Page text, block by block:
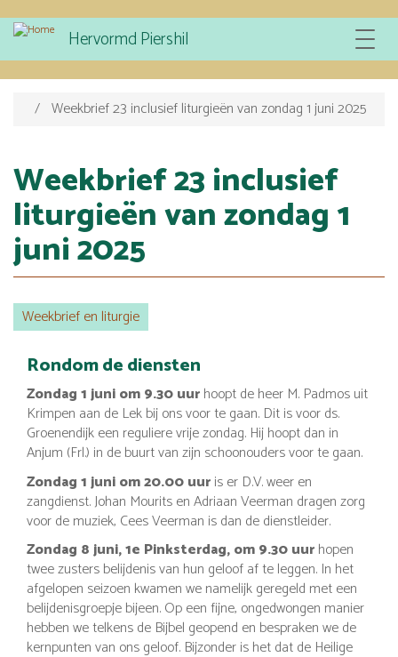
Overslaan
naar
de
inhoud
Hervormd Piershil
Toggle
Weekbrief 23 inclusief liturgieën van zondag 1 juni 2025
Weekbrief 23 inclusief
liturgieën van zondag 1
juni 2025
Weekbrief en liturgie
Rondom de diensten
Zondag 1 juni om 9.30 uurhoopt de heer M. Padmos uit
Krimpen aan de Lek bij ons voor te gaan. Dit is voor ds.
Groenendijk een reguliere vrije zondag. Hij hoopt dan in
Anjum (Frl.) in de buurt van zijn schoonouders voor te gaan.
Zondag 1 juni om 20.00 uuris er D.V. weer en
zangdienst. Johan Mourits en Adriaan Veerman dragen zorg
voor de muziek, Cees Veerman is dan de dienstleider.
Zondag 8 juni, 1e Pinksterdag, om 9.30 uurhopen
twee zusters belijdenis van hun geloof af te leggen. In het
afgelopen seizoen kwamen we namelijk geregeld met een
belijdenisgroepje bijeen. Op een fijne, ongedwongen manier
hebben we telkens de Bijbel geopend en bespraken we de
kernpunten van ons geloof. Bijzonder is het dat de Heilige